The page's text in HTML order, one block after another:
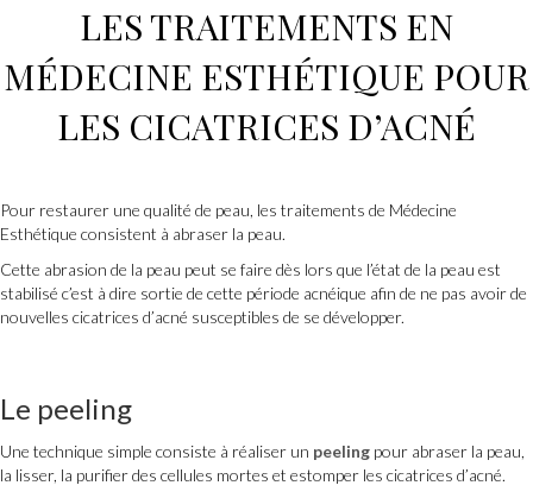
LES TRAITEMENTS EN
MÉDECINE ESTHÉTIQUE POUR
LES CICATRICES D’ACNÉ
Pour restaurer une qualité de peau, les traitements de Médecine
Esthétique consistent à abraser la peau.
Cette abrasion de la peau peut se faire dès lors que l’état de la peau est
stabilisé c’est à dire sortie de cette période acnéique afin de ne pas avoir de
nouvelles cicatrices d’acné susceptibles de se développer.
Le peeling
Une technique simple consiste à réaliser un peeling pour abraser la peau,
la lisser, la purifier des cellules mortes et estomper les cicatrices d’acné.